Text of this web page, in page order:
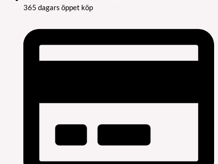
365 dagars öppet köp